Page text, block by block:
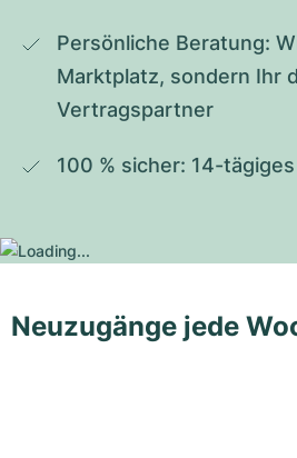
Persönliche Beratung:
Marktplatz, sondern Ihr
Vertragspartner
100 % sicher: 14-
Neuzugänge jede